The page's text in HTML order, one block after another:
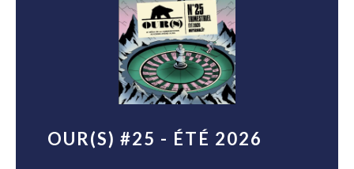
OUR(S) #25 - ÉTÉ 2026